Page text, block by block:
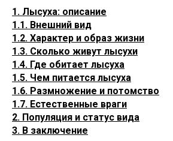
1. Лысуха: описание
1.1. Внешний вид
1.2. Характер и образ жизни
1.3. Сколько живут лысухи
1.4. Где обитает лысуха
1.5. Чем питается лысуха
1.6. Размножение и потомство
1.7. Естественные враги
2. Популяция и статус вида
3. В заключение